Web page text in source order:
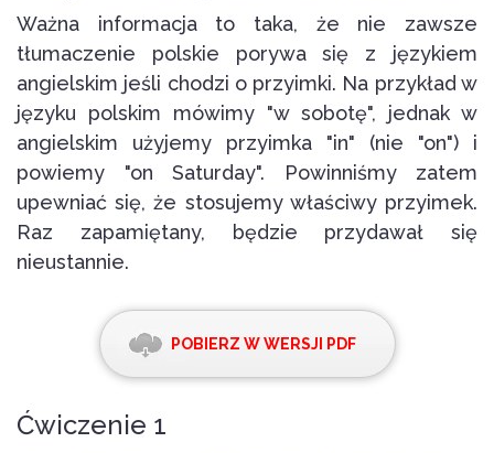
Ważna informacja to taka, że nie zawsze
tłumaczenie polskie porywa się z językiem
angielskim jeśli chodzi o przyimki. Na przykład w
języku polskim mówimy "w sobotę", jednak w
angielskim użyjemy przyimka "in" (nie "on") i
powiemy "on Saturday". Powinniśmy zatem
upewniać się, że stosujemy właściwy przyimek.
Raz zapamiętany, będzie przydawał się
nieustannie.
POBIERZ W WERSJI PDF
Ćwiczenie 1